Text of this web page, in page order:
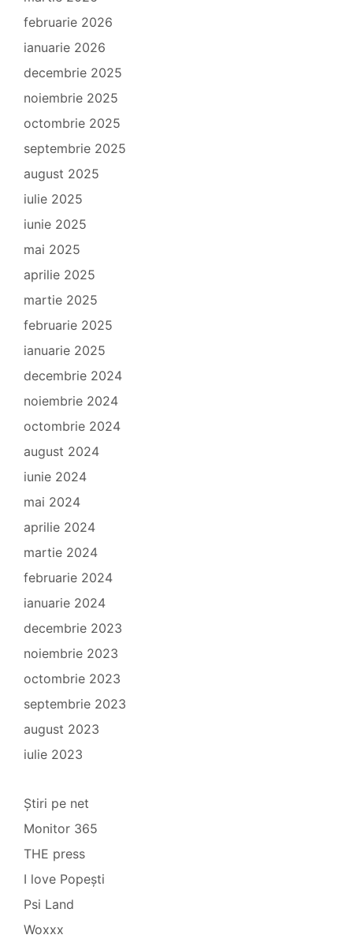
februarie 2026
ianuarie 2026
decembrie 2025
noiembrie 2025
octombrie 2025
septembrie 2025
august 2025
iulie 2025
iunie 2025
mai 2025
aprilie 2025
martie 2025
februarie 2025
ianuarie 2025
decembrie 2024
noiembrie 2024
octombrie 2024
august 2024
iunie 2024
mai 2024
aprilie 2024
martie 2024
februarie 2024
ianuarie 2024
decembrie 2023
noiembrie 2023
octombrie 2023
septembrie 2023
august 2023
iulie 2023
Știri pe net
Monitor 365
THE press
I love Popești
Psi Land
Woxxx